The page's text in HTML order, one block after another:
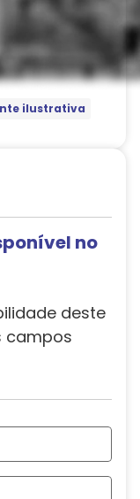
ilustrativa
no
deste
campos